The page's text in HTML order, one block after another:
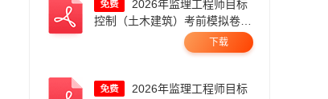
控制（土木建筑）考前模拟卷
下载